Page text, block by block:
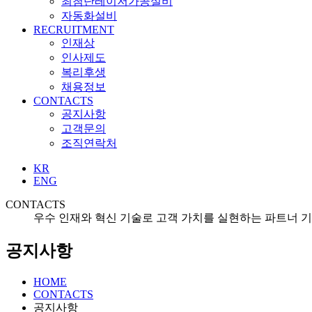
자동화설비
RECRUITMENT
인재상
인사제도
복리후생
채용정보
CONTACTS
공지사항
고객문의
조직연락처
KR
ENG
CONTACTS
우수 인재와 혁신 기술로 고객 가치를 실현하는 파트너
공지사항
HOME
CONTACTS
공지사항